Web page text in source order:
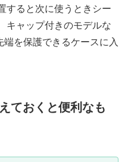
すると次に使うときシー
キャップ付きのモデルな
を保護できるケースに入
ておくと便利なも